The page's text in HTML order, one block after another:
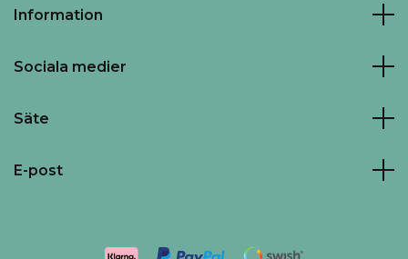
Information
Sociala medier
Säte
E-post